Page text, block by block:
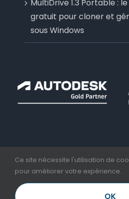
MultiDrive 1.3 Portable :
gratuit pour cloner et
sous Windows
Ce site nécessite l'utilisation de
pour améliorer votre expérience.
OK